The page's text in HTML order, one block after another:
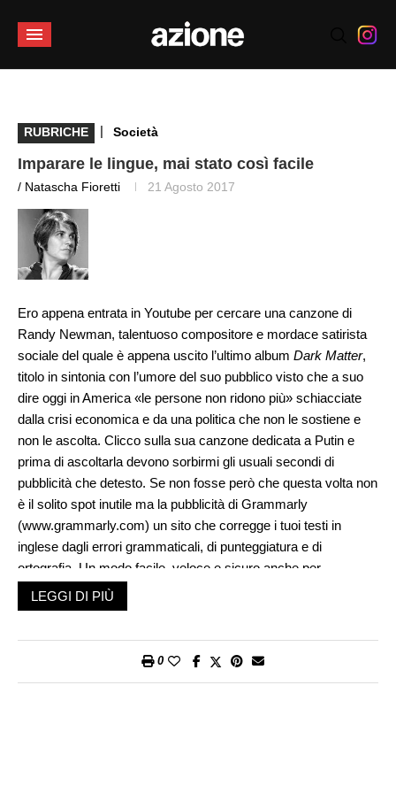
RUBRICHE | Società
Imparare le lingue, mai stato così facile
/ Natascha Fioretti 21 Agosto 2017
Ero appena entrata in Youtube per cercare una canzone di
Randy Newman, talentuoso compositore e mordace satirista
sociale del quale è appena uscito l’ultimo album Dark Matter,
titolo in sintonia con l’umore del suo pubblico visto che a suo
dire oggi in America «le persone non ridono più» schiacciate
dalla crisi economica e da una politica che non le sostiene e
non le ascolta. Clicco sulla sua canzone dedicata a Putin e
prima di ascoltarla devono sorbirmi gli usuali secondi di
pubblicità che detesto. Se non fosse però che questa volta non
è il solito spot inutile ma la pubblicità di Grammarly
(www.grammarly.com) un sito che corregge i tuoi testi in
inglese dagli errori grammaticali, di punteggiatura e di
ortografia. Un modo facile, veloce e sicuro anche per
pubblicare post senza errori su Facebook e altre piattaforme
social o per scrivere email.
a pagamento per 11 dollari al mese che offre servizi aggiuntivi,
LEGGI DI PIÙ
0